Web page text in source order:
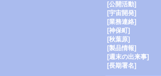
[公開活動]
[宇宙開発]
[業務連絡]
[神保町]
[秋葉原]
[製品情報]
[週末の出来事]
[長期署名]